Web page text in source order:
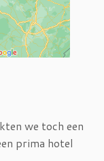
we toch een
prima hotel